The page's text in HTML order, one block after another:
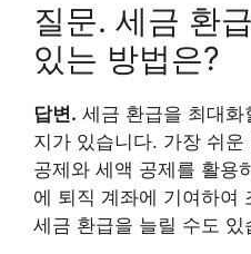
질문. 세금 환
있는 방법은?
답변. 세금 환급을 최대
지가 있습니다. 가장 쉬운
공제와 세액 공제를 활용
에 퇴직 계좌에 기여하여
세금 환급을 늘릴 수도 있